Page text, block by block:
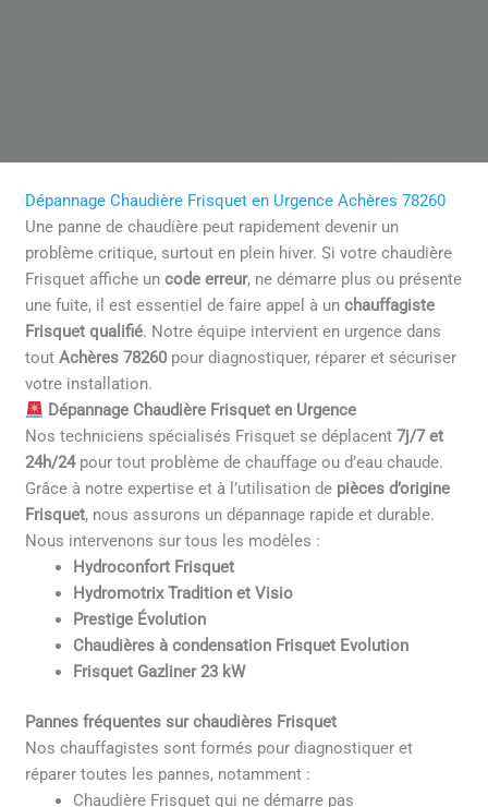
Dépannage Chaudière Frisquet en Urgence Achères 78260
Une panne de chaudière peut rapidement devenir un
problème critique, surtout en plein hiver. Si votre chaudière
Frisquet affiche uncode erreur, ne démarre plus ou présente
une fuite, il est essentiel de faire appel à unchauffagiste
Frisquet qualifié. Notre équipe intervient en urgence dans
toutAchères 78260 pour diagnostiquer, réparer et sécuriser
votre installation.
Dépannage Chaudière Frisquet en Urgence
Nos techniciens spécialisés Frisquet se déplacent7j/7 et
24h/24pour tout problème de chauffage ou d’eau chaude.
Grâce à notre expertise et à l’utilisation de pièces d’origine
Frisquet, nous assurons un dépannage rapide et durable.
Nous intervenons sur tous les modèles :
Hydroconfort Frisquet
Hydromotrix Tradition et Visio
Prestige Évolution
Chaudières à condensation Frisquet Evolution
Frisquet Gazliner 23 kW
Pannes fréquentes sur chaudières Frisquet
Nos chauffagistes sont formés pour diagnostiquer et
réparer toutes les pannes, notamment :
Chaudière Frisquet qui ne démarre pas